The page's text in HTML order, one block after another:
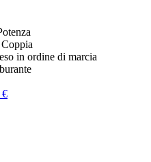
Coppia
in ordine di marcia
€